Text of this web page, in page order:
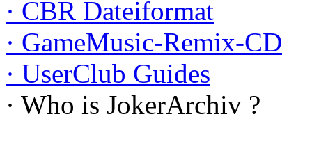
· CBR Dateiformat
· GameMusic-Remix-CD
· UserClub Guides
· Who is JokerArchiv ?